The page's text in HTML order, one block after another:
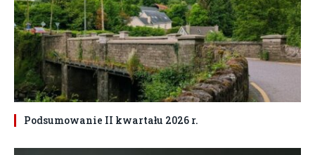
Podsumowanie II kwartału 2026 r.